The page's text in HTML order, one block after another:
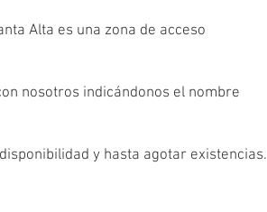
Alta es una zona de acceso
nosotros indicándonos el nombre
y hasta agotar existencias.